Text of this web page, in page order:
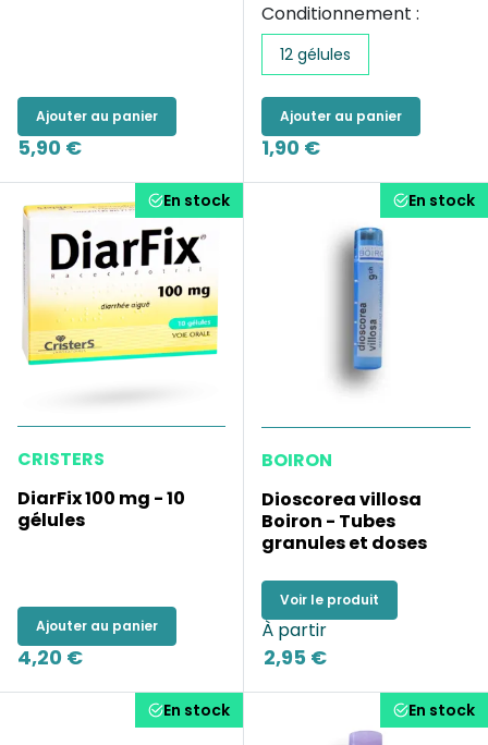
Ajouter au panier
5,90 €
Conditionnement :
12 gélules
Ajouter au panier
1,90 €
En stock
CRISTERS
DiarFix 100 mg - 10
gélules
Ajouter au panier
4,20 €
En stock
BOIRON
Dioscorea villosa
Boiron - Tubes
granules et doses
Voir le produit
À partir
2,95 €
En stock En stock